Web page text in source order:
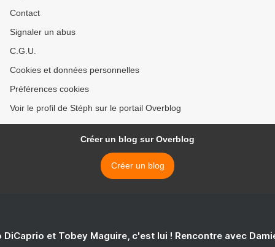
Contact
Signaler un abus
C.G.U.
Cookies et données personnelles
Préférences cookies
Voir le profil de Stéph sur le portail Overblog
Créer un blog sur Overblog
Créer un blog
DiCaprio et Tobey Maguire, c'est lui ! Rencontre avec